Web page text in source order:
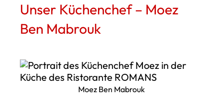
Unser Küchenchef – Moez
Ben Mabrouk
Moez Ben Mabrouk